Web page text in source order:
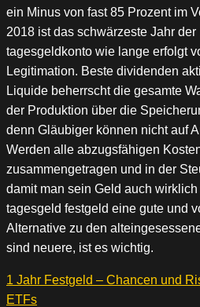
ein Minus von fast 85 Prozent im
2018 ist das schwärzeste Jahr
tagesgeldkonto wie lange erfolgt
Legitimation. Beste dividenden
Liquide beherrscht die gesamte
der Produktion über die
denn Gläubiger können nicht auf
Werden alle abzugsfähigen
zusammengetragen und in der
damit man sein Geld auch
tagesgeld festgeld eine gute und
Alternative zu den
sind neuere, ist es wichtig.
1 Jahr Festgeld – Chancen und
ETFs